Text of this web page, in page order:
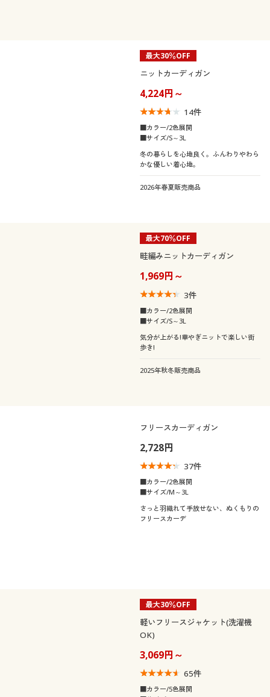
最大30％OFF
ニットカーディガン
4,224円～
14件
■カラー/2色展開
■サイズ/S～3L
冬の暮らしを心地良く。ふんわりやわら
かな優しい着心地。
2026年春夏販売商品
最大70％OFF
畦編みニットカーディガン
1,969円～
3件
■カラー/2色展開
■サイズ/S～3L
気分が上がる!華やぎニットで楽しい街
歩き!
2025年秋冬販売商品
フリースカーディガン
2,728円
37件
■カラー/2色展開
■サイズ/M～3L
さっと羽織れて手放せない、ぬくもりの
フリースカーデ
最大30％OFF
軽いフリースジャケット(洗濯機
OK)
3,069円～
65件
■カラー/5色展開